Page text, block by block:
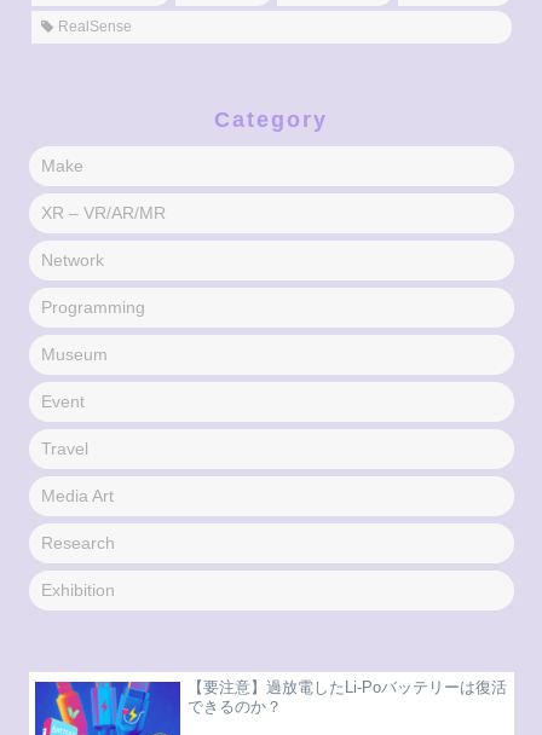
RealSense
Category
Make
XR – VR/AR/MR
Network
Programming
Museum
Event
Travel
Media Art
Research
Exhibition
【要注意】過放電したLi-Poバッテリーは復活
できるのか？